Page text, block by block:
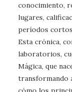
conocimiento,
lugares,
períodos
Esta crónica,
laboratorios,
Mágica, que
transformando